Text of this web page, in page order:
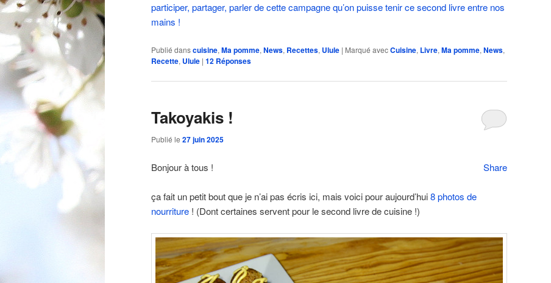
participer, partager, parler de cette campagne qu’on puisse tenir ce second livre entre nos
mains !
Publié danscuisine, Ma pomme, News, Recettes, Ulule | Marqué avecCuisine, Livre, Ma pomme, News,
Recette, Ulule | 12 Réponses
Takoyakis !
Publié le 27 juin 2025
Share
Bonjour à tous !
ça fait un petit bout que je n’ai pas écris ici, mais voici pour aujourd’hui8 photos de
nourriture ! (Dont certaines servent pour le second livre de cuisine !)